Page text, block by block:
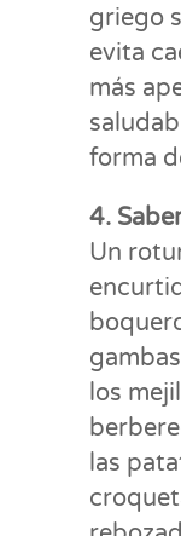
griego
evita
más
forma
4.
Un
los
las